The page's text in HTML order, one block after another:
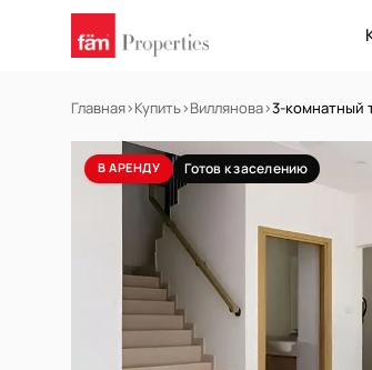
Главная›Купить›Виллянова›3-комнатный
В АРЕНДУ Готов к заселению